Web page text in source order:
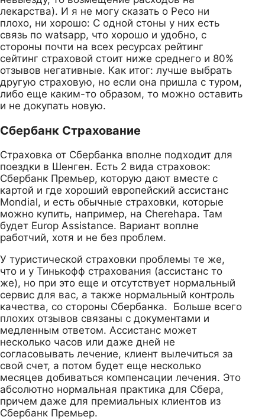
лекарства). И я не могу сказать о Ресо ни
плохо, ни хорошо: С одной стоны у них есть
связь по watsapp, что хорошо и удобно, с
стороны почти на всех ресурсах рейтинг
сейтинг страховой стоит ниже среднего и 80%
отзывов негативные. Как итог: лучше выбрать
другую страховую, но если она пришла с туром,
либо еще каким-то образом, то можно оставить
и не докупать новую.
Сбербанк Страхование
Страховка от Сбербанка вполне подходит для
поездки в Шенген. Есть 2 вида страховок:
Сбербанк Премьер, которую дают вместе с
картой и где хороший европейский ассистанс
Mondial, и есть обычные страховки, которые
можно купить, например, на Cherehapa. Там
будет Europ Assistance. Вариант воплне
работчий, хотя и не без проблем.
У туристической страховки проблемы те же,
что и у Тинькофф страхования (ассистанс то
же), но при это еще и отсутствует нормальный
сервис для вас, а также нормальный контроль
качества, со стороны Сбербанка. Больше всего
плохих отзывов связаны с документами и
медленным ответом. Ассистанс может
несколько часов или даже дней не
согласовывать лечение, клиент вылечиться за
свой счет, а потом будет еще несколько
месяцев добиваться компенсации лечения. Это
абсолютно нормальная практика для Сбера,
причем даже для премиальных клиентов из
Сбербанк Премьер.